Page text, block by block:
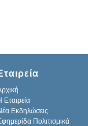
Εταιρεία
Εκδηλώσεις
Πολιτισμικά